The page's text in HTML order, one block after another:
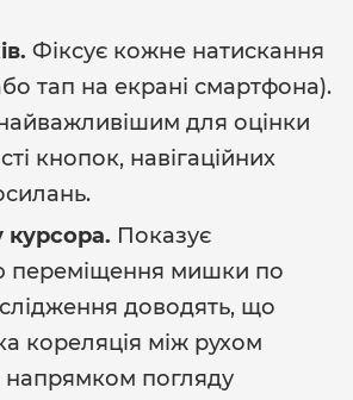
Фіксує кожне натискання
тап на екрані смартфона).
для оцінки
кнопок, навігаційних
курсора. Показує
переміщення мишки по
доводять, що
кореляція між рухом
напрямком погляду